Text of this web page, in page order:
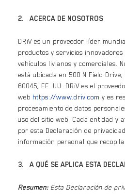
2. ACERCA DE NOSOTROS
DRiV es un proveedor líder
productos y servicios
vehículos livianos y comerciales.
está ubicada en 500 N Field
60045, EE. UU. DRiV es el
web https://www.driv.com y es
procesamiento de datos
uso del sitio web. Cada entidad y
por esta Declaración de
información personal que recopila
3. A QUÉ SE APLICA ESTA
Resumen: Esta Declaración de